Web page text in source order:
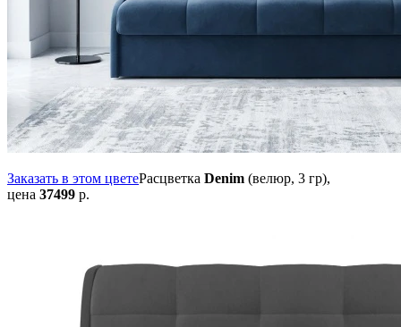
Заказать в этом цветеРасцветка Denim (велюр, 3 гр),
цена 37499 р.